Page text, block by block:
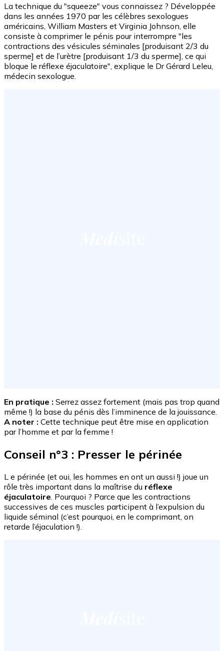
La technique du "squeeze" vous connaissez ? Développée
dans les années 1970 par les célèbres sexologues
américains, William Masters et Virginia Johnson, elle
consiste à comprimer le pénis pour interrompre "les
contractions des vésicules séminales [produisant 2/3 du
sperme] et de l’urètre [produisant 1/3 du sperme], ce qui
bloque le réflexe éjaculatoire", explique le Dr Gérard Leleu,
médecin sexologue.
En pratique : Serrez assez fortement (mais pas trop quand
même !) la base du pénis dès l’imminence de la jouissance.
A noter : Cette technique peut être mise en application
par l’homme et par la femme !
Conseil n°3 : Presser le périnée
L e périnée (et oui, les hommes en ont un aussi !) joue un
rôle très important dans la maîtrise du réflexe
éjaculatoire . Pourquoi ? Parce que les contractions
successives de ces muscles participent à l’expulsion du
liquide séminal (c’est pourquoi, en le comprimant, on
retarde l’éjaculation !).